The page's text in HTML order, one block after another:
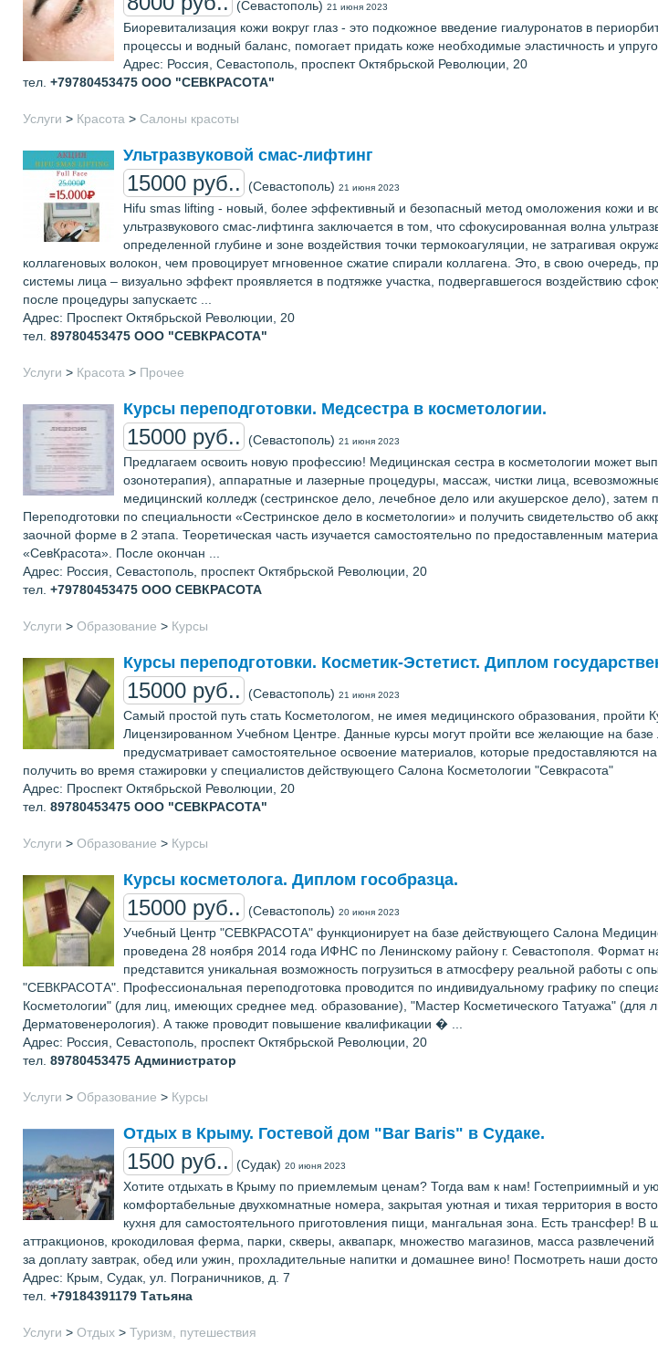
(Севастополь) 21 июня 2023
Биоревитализация кожи вокруг глаз - это подкожное введение гиалуронатов в
процессы и водный баланс, помогает придать коже необходимые эластичность и
Адрес: Россия, Севастополь, проспект Октябрьской Революции, 20
тел. +79780453475 ООО "СЕВКРАСОТА"
Услуги > Красота > Салоны красоты
Ультразвуковой смас-лифтинг
15000 руб.. (Севастополь) 21 июня 2023
Hifu smas lifting - новый, более эффективный и безопасный метод омоложения кожи и
ультразвукового смас-лифтинга заключается в том, что сфокусированная волна
определенной глубине и зоне воздействия точки термокоагуляции, не затрагивая
коллагеновых волокон, чем провоцирует мгновенное сжатие спирали коллагена. Это, в свою
системы лица – визуально эффект проявляется в подтяжке участка, подвергавшегося воздействию
после процедуры запускаетс ...
Адрес: Проспект Октябрьской Революции, 20
тел. 89780453475 ООО "СЕВКРАСОТА"
Услуги > Красота > Прочее
Курсы переподготовки. Медсестра в косметологии.
15000 руб.. (Севастополь) 21 июня 2023
Предлагаем освоить новую профессию! Медицинская сестра в косметологии может
озонотерапия), аппаратные и лазерные процедуры, массаж, чистки лица,
медицинский колледж (сестринское дело, лечебное дело или акушерское дело),
Переподготовки по специальности «Сестринское дело в косметологии» и получить свидетельство об
заочной форме в 2 этапа. Теоретическая часть изучается самостоятельно по предоставленным
«СевКрасота». После окончан ...
Адрес: Россия, Севастополь, проспект Октябрьской Революции, 20
тел. +79780453475 ООО СЕВКРАСОТА
Услуги > Образование > Курсы
Курсы переподготовки. Косметик-Эстетист. Диплом
15000 руб.. (Севастополь) 21 июня 2023
Самый простой путь стать Косметологом, не имея медицинского образования,
Лицензированном Учебном Центре. Данные курсы могут пройти все желающие на
предусматривает самостоятельное освоение материалов, которые предоставляются
получить во время стажировки у специалистов действующего Салона Косметологии "Севкрасота"
Адрес: Проспект Октябрьской Революции, 20
тел. 89780453475 ООО "СЕВКРАСОТА"
Услуги > Образование > Курсы
Курсы косметолога. Диплом гособразца.
15000 руб.. (Севастополь) 20 июня 2023
Учебный Центр "СЕВКРАСОТА" функционирует на базе действующего Салона
проведена 28 ноября 2014 года ИФНС по Ленинскому району г. Севастополя. Формат
представится уникальная возможность погрузиться в атмосферу реальной работы с
"СЕВКРАСОТА". Профессиональная переподготовка проводится по индивидуальному графику по
Косметологии" (для лиц, имеющих среднее мед. образование), "Мастер Косметического Татуажа"
Дерматовенерология). А также проводит повышение квалификации � ...
Адрес: Россия, Севастополь, проспект Октябрьской Революции, 20
тел. 89780453475 Администратор
Услуги > Образование > Курсы
Отдых в Крыму. Гостевой дом "Bar Baris" в Судаке.
1500 руб.. (Судак) 20 июня 2023
Хотите отдыхать в Крыму по приемлемым ценам? Тогда вам к нам! Гостеприимный и
комфортабельные двухкомнатные номера, закрытая уютная и тихая территория в
кухня для самостоятельного приготовления пищи, мангальная зона. Есть трансфер!
аттракционов, крокодиловая ферма, парки, скверы, аквапарк, множество магазинов, масса
за доплату завтрак, обед или ужин, прохладительные напитки и домашнее вино! Посмотреть наши
Адрес: Крым, Судак, ул. Пограничников, д. 7
тел. +79184391179 Татьяна
Услуги > Отдых > Туризм, путешествия